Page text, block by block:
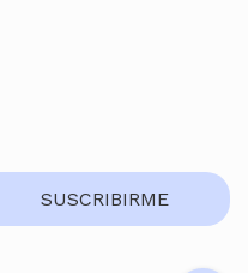
SUSCRIBIRME